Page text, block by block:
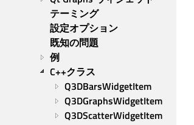
テーミング
設定オプション
既知の問題
例
C++クラス
Q3DBarsWidgetItem
Q3DGraphsWidgetItem
Q3DScatterWidgetItem